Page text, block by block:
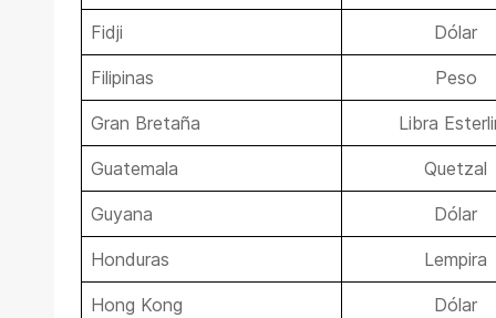
Fidji Dólar
Filipinas Peso
Gran Bretaña Libra
Guatemala Quetzal
Guyana Dólar
Honduras Lempira
Hong Kong Dólar